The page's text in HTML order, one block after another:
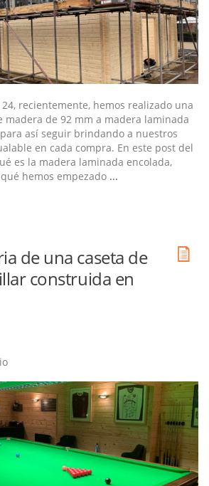
24, recientemente, hemos realizado una
madera de 92 mm a madera laminada
así seguir brindando a nuestros
en cada compra. En este post del
es la madera laminada encolada,
hemos empezado ...
de una caseta de
construida en